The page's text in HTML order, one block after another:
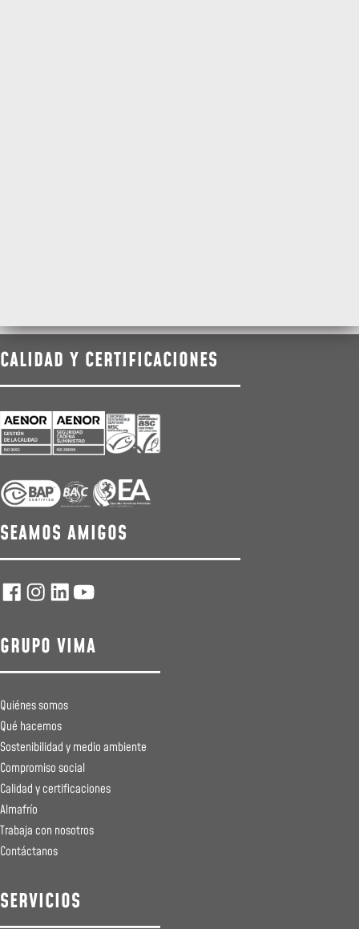
CALIDAD Y CERTIFICACIONES
SEAMOS AMIGOS
GRUPO VIMA
Quiénes somos
Qué hacemos
Sostenibilidad y medio ambiente
Compromiso social
Calidad y certificaciones
Almafrío
Trabaja con nosotros
Contáctanos
SERVICIOS